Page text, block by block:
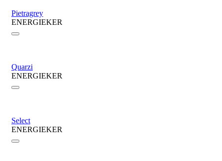
Pietragrey
ENERGIEKER
Quarzi
ENERGIEKER
Select
ENERGIEKER